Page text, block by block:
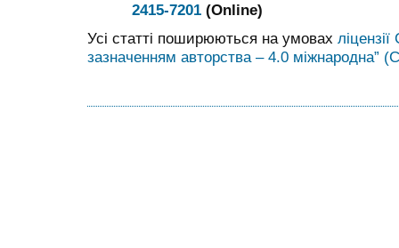
2415-7201 (Online)
Усі статті поширюються на умовах
зазначенням авторства – 4.0 міжнародна”